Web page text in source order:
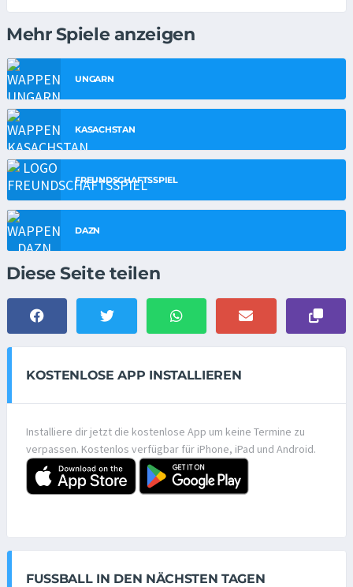
Mehr Spiele anzeigen
UNGARN
KASACHSTAN
FREUNDSCHAFTSSPIEL
DAZN
Diese Seite teilen
KOSTENLOSE APP INSTALLIEREN
Installiere dir jetzt die kostenlose App um keine Termine zu
verpassen. Kostenlos verfügbar für iPhone, iPad und Android.
FUSSBALL IN DEN NÄCHSTEN TAGEN